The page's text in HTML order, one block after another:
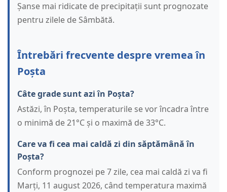
Șanse mai ridicate de precipitații sunt prognozate
pentru zilele de Sâmbătă.
Întrebări frecvente despre vremea în
Poșta
Câte grade sunt azi în Poșta?
Astăzi, în Poșta, temperaturile se vor încadra între
o minimă de 21°C și o maximă de 33°C.
Care va fi cea mai caldă zi din săptămână în
Poșta?
Conform prognozei pe 7 zile, cea mai caldă zi va fi
Marți, 11 august 2026, când temperatura maximă